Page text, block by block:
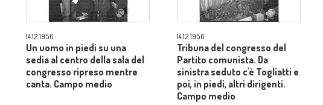
14.12.1956
Un uomo in piedi su una
sedia al centro della sala del
congresso ripreso mentre
canta. Campo medio
14.12.1956
Tribuna del congresso del
Partito comunista. Da
sinistra seduto c'è Togliatti e
poi, in piedi, altri dirigenti.
Campo medio